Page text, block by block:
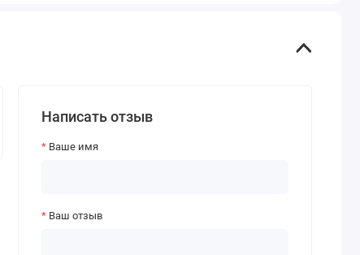
Написать отзыв
Ваше имя
Ваш отзыв